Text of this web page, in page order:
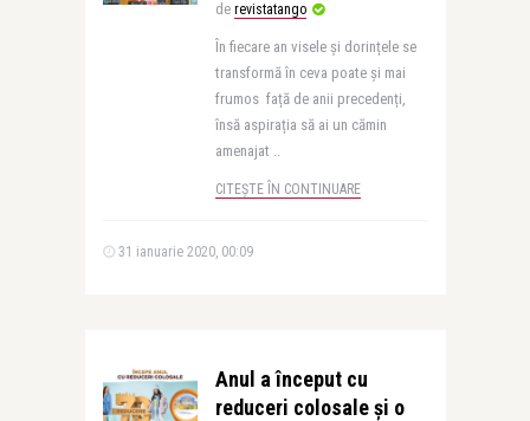
de revistatango
În fiecare an visele și dorințele se
transformă în ceva poate și mai
frumos față de anii precedenți,
însă aspirația să ai un cămin
amenajat ..
CITEȘTE ÎN CONTINUARE
31 ianuarie 2020, 00:09
Anul a început cu
reduceri colosale și o